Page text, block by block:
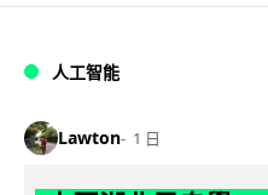
人工智能
Lawton 1 日